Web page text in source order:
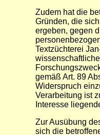
Zudem hat die
Gründen, die
ergeben, gegen
Textzüchterei
gemäß Art. 89
Widerspruch
Verarbeitung ist
Interesse
Zur Ausübung
sich die